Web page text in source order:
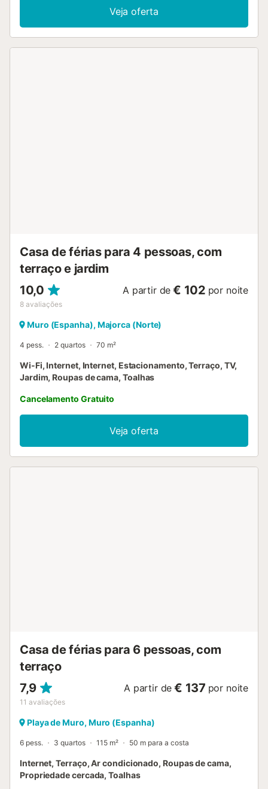
mas envoltos em conforto e amplas áreas exteriores
privadas. Sem esquecer que os hóspedes que
permaneçam na Villa Blau Mari terão à sua disposição o
Veja oferta
Casa de férias para 4 pessoas, com
terraço e jardim
10,0
8 avaliações
A partir de € 102 por noite
Muro (Espanha), Majorca (Norte)
4 pess. 2 quartos 70 m²
Wi-Fi, Internet, Internet, Estacionamento, Terraço, TV,
Jardim, Roupas de cama, Toalhas
Cancelamento Gratuito
Veja oferta
Casa de férias para 6 pessoas, com
terraço
7,9
11 avaliações
A partir de € 137 por noite
Playa de Muro, Muro (Espanha)
6 pess. 3 quartos 115 m² 50 m para a costa
Internet, Terraço, Ar condicionado, Roupas de cama,
Propriedade cercada, Toalhas